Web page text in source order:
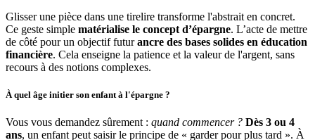
Glisser une pièce dans une tirelire transforme l'abstrait en concret.
Ce geste simple matérialise le concept d’épargne. L’acte de mettre
de côté pour un objectif futurancre des bases solides en éducation
financière. Cela enseigne la patience et la valeur de l'argent, sans
recours à des notions complexes.
À quel âge initier son enfant à l'épargne ?
Vous vous demandez sûrement : quand commencer ? Dès 3 ou 4
ans, un enfant peut saisir le principe de « garder pour plus tard ». À